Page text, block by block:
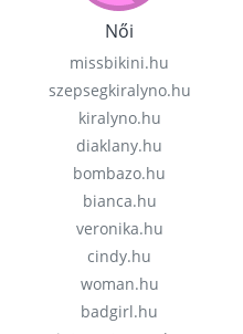
Női
missbikini.hu
szepsegkiralyno.hu
kiralyno.hu
diaklany.hu
bombazo.hu
bianca.hu
veronika.hu
cindy.hu
woman.hu
badgirl.hu